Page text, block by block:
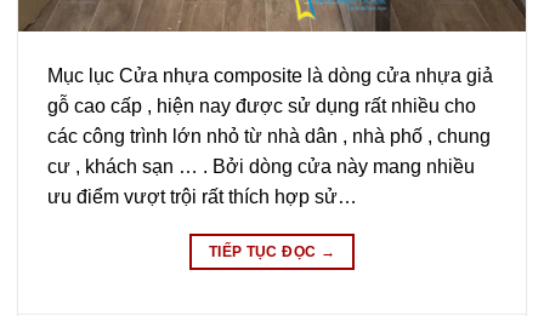
Mục lục Cửa nhựa composite là dòng cửa nhựa giả
gỗ cao cấp , hiện nay được sử dụng rất nhiều cho
các công trình lớn nhỏ từ nhà dân , nhà phố , chung
cư , khách sạn … . Bởi dòng cửa này mang nhiều
ưu điểm vượt trội rất thích hợp sử…
TIẾP TỤC ĐỌC →